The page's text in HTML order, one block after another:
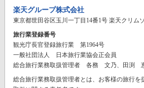
楽天グループ株式会社
東京都世田谷区玉川一丁目14番1号 楽天クリム
旅行業登録番号
観光庁長官登録旅行業 第1964号
一般社団法人 日本旅行業協会正会員
総合旅行業務取扱管理者 各務 文乃、田渕
総合旅行業務取扱管理者とは、お客様の旅行を